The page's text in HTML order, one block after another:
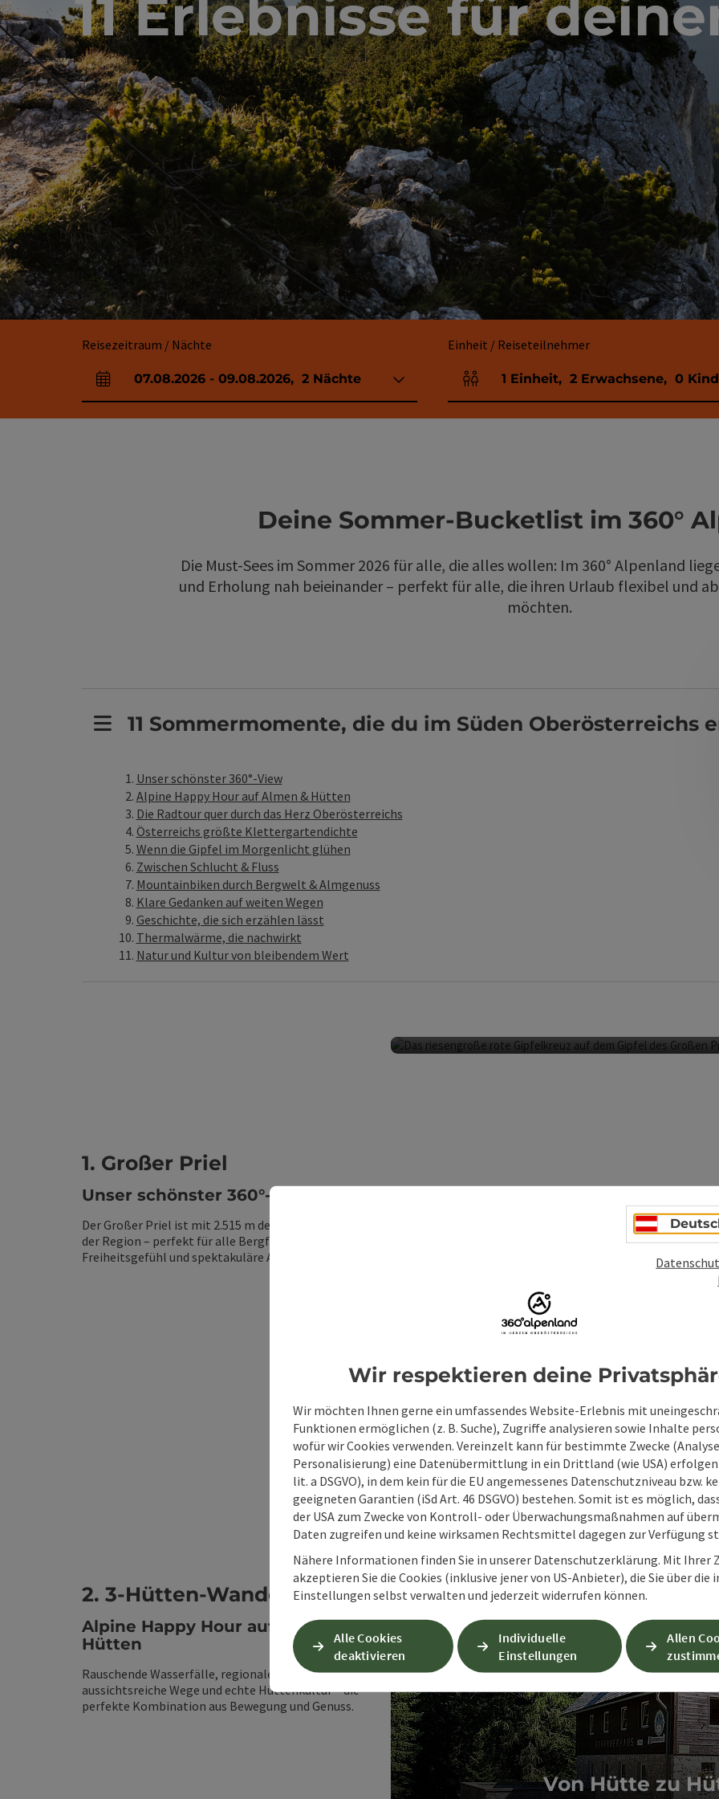
11 Erlebnisse für
Reisezeitraum / Nächte
An- und Abreisefelder
07.08.2026 - 09.08.2026, 2 Nächte
Einheit / Reiseteilnehmer
Einheitenanzahl und Personenfelder
1 Einheit, 2 Erwachsene, 0
Deine Sommer-Bucketlist im 360°
Die Must-Sees im Sommer 2026 für alle, die alles wollen: Im 360° Alpenland
und Erholung nah beieinander – perfekt für alle, die ihren Urlaub flexibel und
möchten.
11 Sommermomente, die du im Süden Oberösterreichs
Unser schönster 360°-View
Alpine Happy Hour auf Almen & Hütten
Die Radtour quer durch das Herz Oberösterreichs
Österreichs größte Klettergartendichte
Wenn die Gipfel im Morgenlicht glühen
Zwischen Schlucht & Fluss
Mountainbiken durch Bergwelt & Almgenuss
Klare Gedanken auf weiten Wegen
Geschichte, die sich erzählen lässt
Thermalwärme, die nachwirkt
Natur und Kultur von bleibendem Wert
1. Großer Priel
Unser schönster 360°-View
Der Großer Priel ist mit 2.515 m der höchste Gipfel
der Region – perfekt für alle Bergfexe, die pures
Freiheitsgefühl und spektakuläre Ausblicke suchen.
2. 3-Hütten-Wanderung
Alpine Happy Hour auf Almen &
Hütten
Rauschende Wasserfälle, regionale Schmankerl,
aussichtsreiche Wege und echte Hüttenkultur – die
perfekte Kombination aus Bewegung und Genuss.
Von Hütte zu
Wir respektieren deine
Wir möchten Ihnen gerne ein umfassendes Website-Erlebnis mit
Funktionen ermöglichen (z. B. Suche), Zugriffe analysieren sowie Inhalte
wofür wir Cookies verwenden. Vereinzelt kann für bestimmte Zwecke
Personalisierung) eine Datenübermittlung in ein Drittland (wie USA) erfolgen
lit. a DSGVO), in dem kein für die EU angemessenes Datenschutzniveau bzw.
geeigneten Garantien (iSd Art. 46 DSGVO) bestehen. Somit ist es möglich,
der USA zum Zwecke von Kontroll- oder Überwachungsmaßnahmen auf
Daten zugreifen und keine wirksamen Rechtsmittel dagegen zur Verfügung
Nähere Informationen finden Sie in unserer Datenschutzerklärung. Mit Ihrer
akzeptieren Sie die Cookies (inklusive jener von US-Anbieter), die Sie über die
Einstellungen selbst verwalten und jederzeit widerrufen können.
Alle Cookies
deaktivieren
Individuelle
Einstellungen
Allen